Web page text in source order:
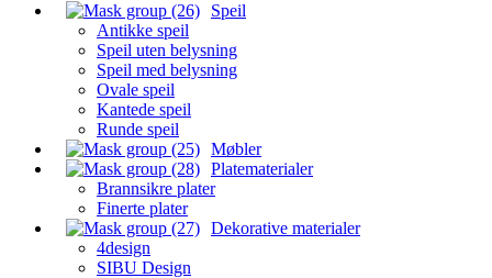
Speil
Antikke speil
Speil uten belysning
Speil med belysning
Ovale speil
Kantede speil
Runde speil
Møbler
Platematerialer
Brannsikre plater
Finerte plater
Dekorative materialer
4design
SIBU Design